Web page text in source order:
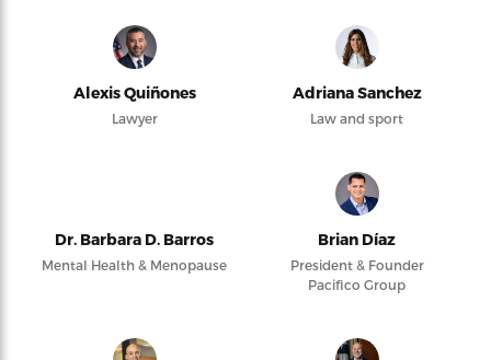
Alexis Quiñones
Lawyer
Adriana Sanchez
Law and sport
Dr. Barbara D. Barros
Mental Health & Menopause
Brian Díaz
President & Founder
Pacifico Group